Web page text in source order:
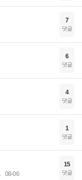
7
댓글
6
댓글
4
댓글
1
댓글
08-06
15
댓글